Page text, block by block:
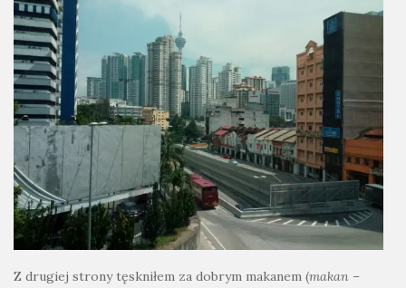
Z drugiej strony tęskniłem za dobrym makanem (makan –